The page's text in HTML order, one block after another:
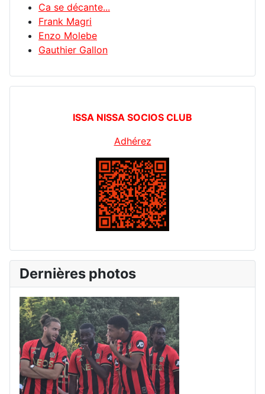
Ca se décante...
Frank Magri
Enzo Molebe
Gauthier Gallon
ISSA NISSA SOCIOS CLUB
Adhérez
Dernières photos